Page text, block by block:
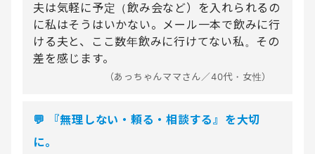
夫は気軽に予定（飲み会など）を入れられるの
に私はそうはいかない。メール一本で飲みに行
ける夫と、ここ数年飲みに行けてない私。その
差を感じます。
（あっちゃんママさん／40代・女性）
💬 『無理しない・頼る・相談する』を大切
に。